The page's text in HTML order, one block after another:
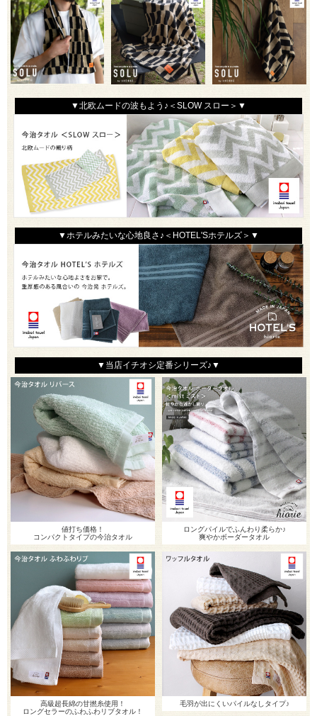
▼北欧ムードの波もよう♪＜SLOW スロー＞▼
▼ホテルみたいな心地良さ♪＜HOTEL'Sホテルズ＞▼
▼当店イチオシ定番シリーズ♪▼
値打ち価格！
コンパクトタイプの今治タオル
ロングパイルでふんわり柔らか♪
爽やかボーダータオル
高級超長綿の甘撚糸使用！
ロングセラーのふわふわリブタオル！
毛羽が出にくいパイルなしタイプ♪